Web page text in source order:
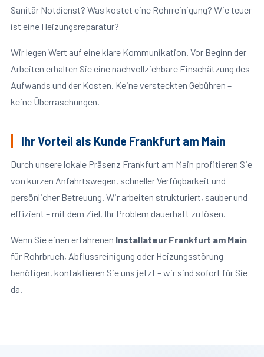
Sanitär Notdienst? Was kostet eine Rohrreinigung? Wie teuer
ist eine Heizungsreparatur?
Wir legen Wert auf eine klare Kommunikation. Vor Beginn der
Arbeiten erhalten Sie eine nachvollziehbare Einschätzung des
Aufwands und der Kosten. Keine versteckten Gebühren –
keine Überraschungen.
Ihr Vorteil als Kunde Frankfurt am Main
Durch unsere lokale Präsenz Frankfurt am Main profitieren Sie
von kurzen Anfahrtswegen, schneller Verfügbarkeit und
persönlicher Betreuung. Wir arbeiten strukturiert, sauber und
effizient – mit dem Ziel, Ihr Problem dauerhaft zu lösen.
Wenn Sie einen erfahrenen Installateur Frankfurt am Main
für Rohrbruch, Abflussreinigung oder Heizungsstörung
benötigen, kontaktieren Sie uns jetzt – wir sind sofort für Sie
da.